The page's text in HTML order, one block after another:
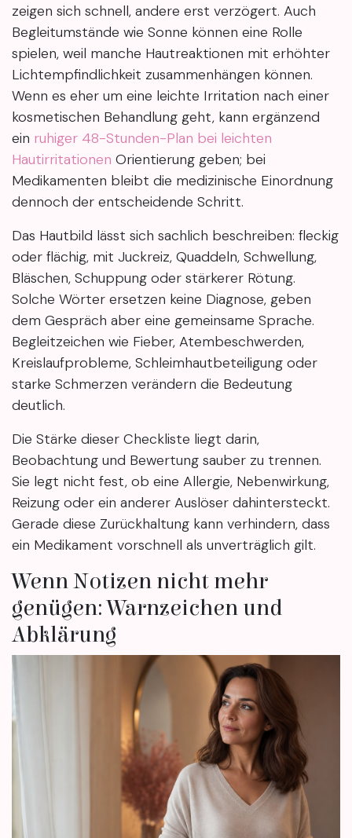
zeigen sich schnell, andere erst verzögert. Auch
Begleitumstände wie Sonne können eine Rolle
spielen, weil manche Hautreaktionen mit erhöhter
Lichtempfindlichkeit zusammenhängen können.
Wenn es eher um eine leichte Irritation nach einer
kosmetischen Behandlung geht, kann ergänzend
ein ruhiger 48-Stunden-Plan bei leichten
Hautirritationen Orientierung geben; bei
Medikamenten bleibt die medizinische Einordnung
dennoch der entscheidende Schritt.
Das Hautbild lässt sich sachlich beschreiben: fleckig
oder flächig, mit Juckreiz, Quaddeln, Schwellung,
Bläschen, Schuppung oder stärkerer Rötung.
Solche Wörter ersetzen keine Diagnose, geben
dem Gespräch aber eine gemeinsame Sprache.
Begleitzeichen wie Fieber, Atembeschwerden,
Kreislaufprobleme, Schleimhautbeteiligung oder
starke Schmerzen verändern die Bedeutung
deutlich.
Die Stärke dieser Checkliste liegt darin,
Beobachtung und Bewertung sauber zu trennen.
Sie legt nicht fest, ob eine Allergie, Nebenwirkung,
Reizung oder ein anderer Auslöser dahintersteckt.
Gerade diese Zurückhaltung kann verhindern, dass
ein Medikament vorschnell als unverträglich gilt.
Wenn Notizen nicht mehr
genügen: Warnzeichen und
Abklärung